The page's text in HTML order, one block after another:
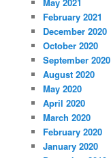
February 2021
December 2020
October 2020
September 2020
August 2020
May 2020
April 2020
March 2020
February 2020
January 2020